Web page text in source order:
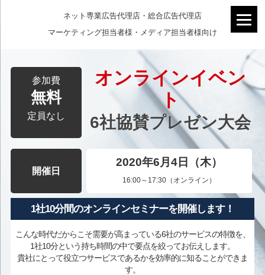
ネット専業広告代理店・総合広告代理店
マーケティング担当者様・メディア担当者様向け
参加費
無料
定員なし
オンラインイベン
ト
6社協賛プレゼン大会
開催日
2020年6月4日（木）
16:00～17:30（オンライン）
1社10分間のオンラインセミナーを開催します！
こんな時代だからこそ需要が高まっている6社のサービスの特徴を、
1社10分という持ち時間の中で要点を絞ってお伝えします。
貴社にとって役立つサービスであるかを効率的に知ることができま
す。